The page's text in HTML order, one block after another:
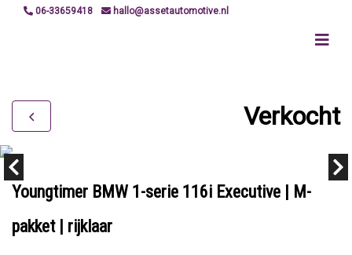
06-33659418 hallo@assetautomotive.nl
Verkocht
Youngtimer BMW 1-serie 116i Executive | M-
pakket | rijklaar